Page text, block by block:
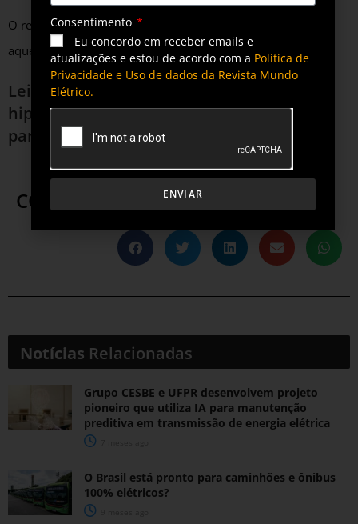
O relatório está disponível (no original em inglês) para
aqueles que solicitarem, bastandoclicar aqui.
Leia também
hiperautomação de processos a solução
para aprimorar serviços
COMPARTILHE ESTA POSTAGEM
Notícias Relacionadas
Grupo CESBE e UFPR desenvolvem projeto
pioneiro que utiliza IA para manutenção
preditiva em transmissão de energia elétrica
O Brasil está pronto para caminhões e ônibus
100% elétricos?
Consentimento
Eu concordo em receber emails e
atualizações e estou de acordo com a Política de
Privacidade e Uso de dados da Revista Mundo
Elétrico.
ENVIAR